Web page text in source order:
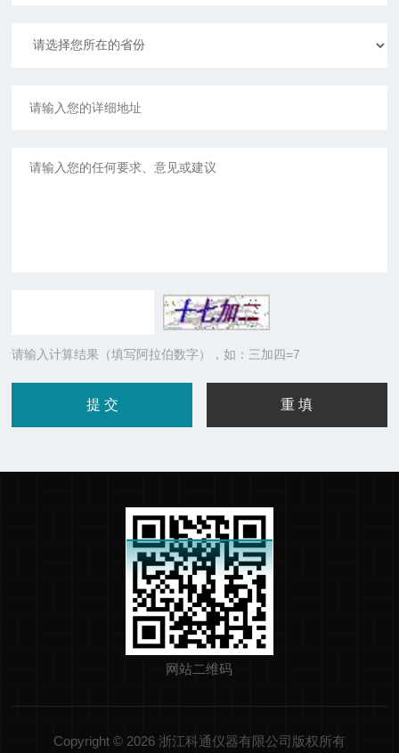
请输入计算结果（填写阿拉伯数字），如：三加四=7
网站二维码
Copyright © 2026 浙江科通仪器有限公司版权所有